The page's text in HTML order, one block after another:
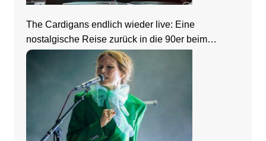
The Cardigans endlich wieder live: Eine
nostalgische Reise zurück in die 90er beim
Zeltfestival Rhein-Neckar